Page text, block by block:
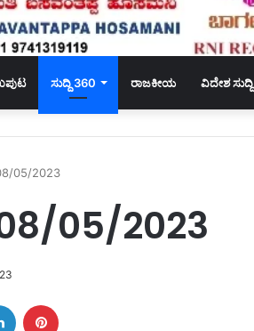
ಸುದ್ದಿ 360 ರಾಜಕೀಯ ವಿದೇಶ ಸುದ್ದಿ
05/2023
05/2023
LinkedIn